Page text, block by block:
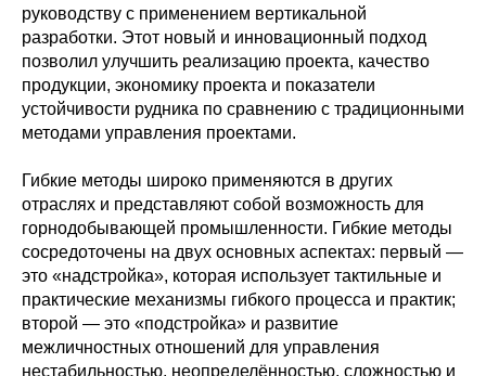
руководству с применением вертикальной
разработки. Этот новый и инновационный подход
позволил улучшить реализацию проекта, качество
продукции, экономику проекта и показатели
устойчивости рудника по сравнению с традиционными
методами управления проектами.
Гибкие методы широко применяются в других
отраслях и представляют собой возможность для
горнодобывающей промышленности. Гибкие методы
сосредоточены на двух основных аспектах: первый —
это «надстройка», которая использует тактильные и
практические механизмы гибкого процесса и практик;
второй — это «подстройка» и развитие
межличностных отношений для управления
нестабильностью, неопределённостью, сложностью и